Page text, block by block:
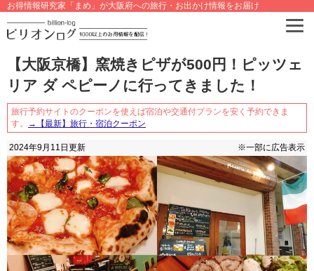
お得情報研究家「まめ」が大阪府への旅行・お出かけ情報をお届け
【大阪京橋】窯焼きピザが500円！ピッツェ
リア ダ ペピーノに行ってきました！
旅行予約サイトのクーポンを使えば宿泊や交通付プランを安く予約できま
す。
→【最新】旅行・宿泊クーポン
2024年9月11日 更新 ※一部に広告表示